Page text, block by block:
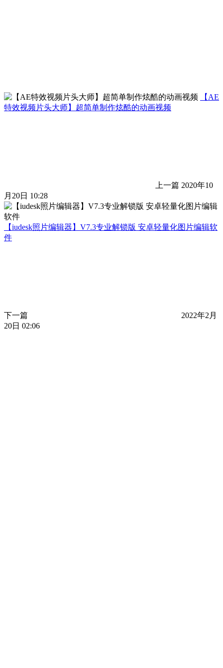
【AE
特效视频片头大师】超简单制作炫酷的动画视频
上一篇 2020年10
月20日 10:28
【iudesk照片编辑器】V7.3专业解锁版 安卓轻量化图片编辑软
件
下一篇
2022年2月
20日 02:06